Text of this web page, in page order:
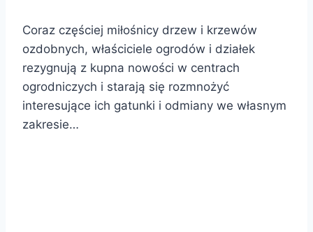
Coraz częściej miłośnicy drzew i krzewów
ozdobnych, właściciele ogrodów i działek
rezygnują z kupna nowości w centrach
ogrodniczych i starają się rozmnożyć
interesujące ich gatunki i odmiany we własnym
zakresie…